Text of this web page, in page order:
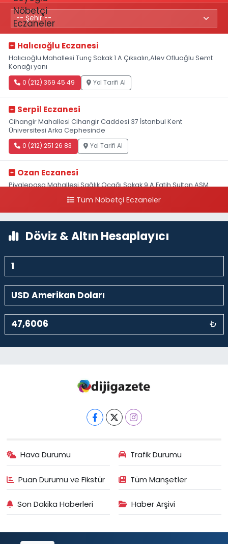
Halıcıoğlu Eczanesi
Halıcıoğlu Mahallesi Tunç Sokak 1 A Çıksalın,Alev Ofluoğlu Semt
Konağı yanı
0 (212) 369 45 49 Yol Tarifi Al
Serpil Eczanesi
Cihangir Mahallesi Cihangir Caddesi 37 İstanbul Kent
Üniversitesi Arka Cephesinde
0 (212) 251 26 83 Yol Tarifi Al
Ozan Eczanesi
Piyalepaşa Mahallesi Sağlık Ocağı Sokak 9 A Fatih Sultan ASM
Tüm Nöbetçi Eczaneler
Döviz & Altın Hesaplayıcı
₺
Hava Durumu Trafik Durumu
Puan Durumu ve Fikstür Tüm Manşetler
Son Dakika Haberleri Haber Arşivi